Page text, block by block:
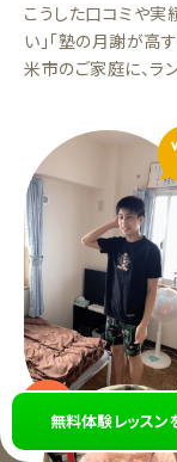
こうした口コミや実
い」「塾の月謝が高
米市のご家庭に、ラ
少しずつ理解できる
ました。
このまま頑張っても
RKくん（中2）
2無料体験レッスン